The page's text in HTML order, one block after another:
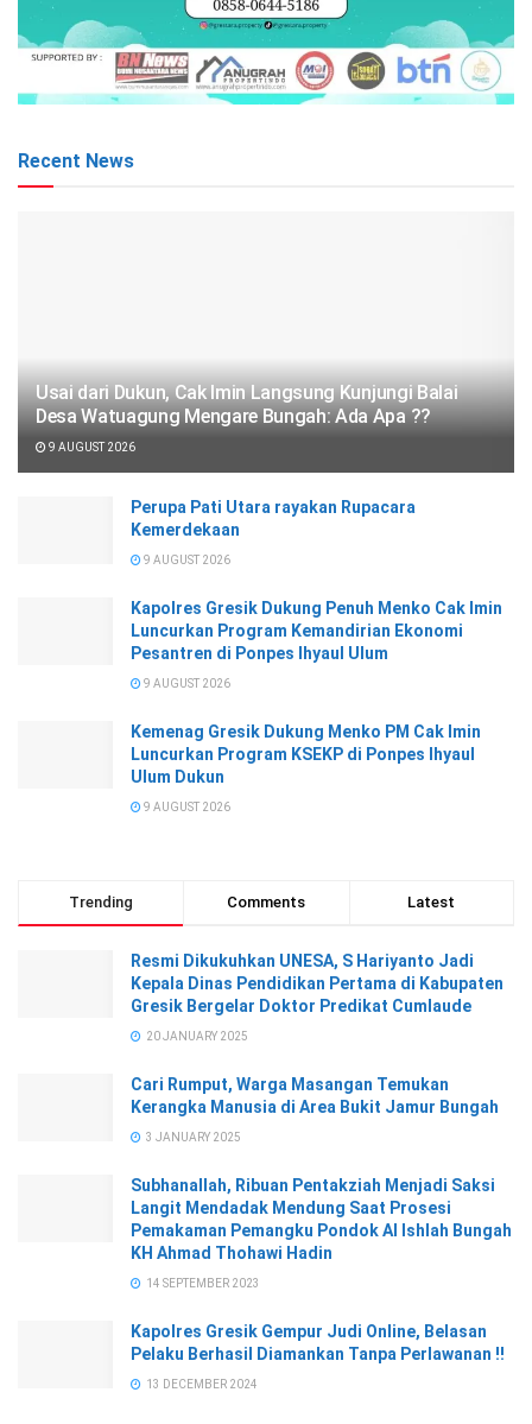
Recent News
Usai dari Dukun, Cak Imin Langsung Kunjungi Balai
Desa Watuagung Mengare Bungah: Ada Apa ??
9 AUGUST 2026
Perupa Pati Utara rayakan Rupacara
Kemerdekaan
9 AUGUST 2026
Kapolres Gresik Dukung Penuh Menko Cak Imin
Luncurkan Program Kemandirian Ekonomi
Pesantren di Ponpes Ihyaul Ulum
9 AUGUST 2026
Kemenag Gresik Dukung Menko PM Cak Imin
Luncurkan Program KSEKP di Ponpes Ihyaul
Ulum Dukun
9 AUGUST 2026
Trending Comments Latest
Resmi Dikukuhkan UNESA, S Hariyanto Jadi
Kepala Dinas Pendidikan Pertama di Kabupaten
Gresik Bergelar Doktor Predikat Cumlaude
20 JANUARY 2025
Cari Rumput, Warga Masangan Temukan
Kerangka Manusia di Area Bukit Jamur Bungah
3 JANUARY 2025
Subhanallah, Ribuan Pentakziah Menjadi Saksi
Langit Mendadak Mendung Saat Prosesi
Pemakaman Pemangku Pondok Al Ishlah Bungah
KH Ahmad Thohawi Hadin
14 SEPTEMBER 2023
Kapolres Gresik Gempur Judi Online, Belasan
Pelaku Berhasil Diamankan Tanpa Perlawanan !!
13 DECEMBER 2024